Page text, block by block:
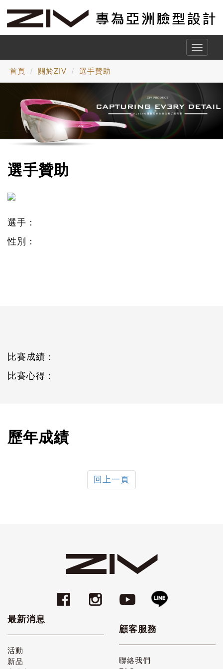
Toggle
首頁 關於ZIV 選手贊助
選手贊助
選手：
性別：
比賽成績：
比賽心得：
歷年成績
回上一頁
最新消息
活動
新品
顧客服務
聯絡我們